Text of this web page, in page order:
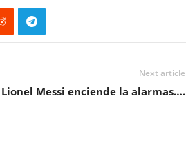
Next article
Lionel Messi enciende la alarmas….